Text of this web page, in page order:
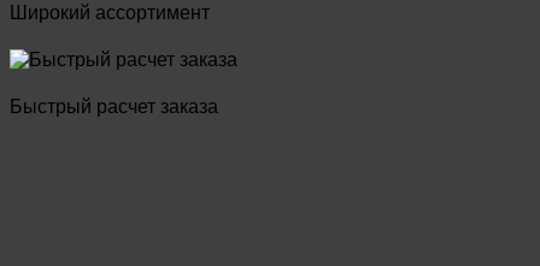
Широкий ассортимент
Быстрый расчет заказа